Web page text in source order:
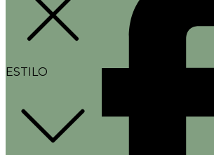
ESTILO